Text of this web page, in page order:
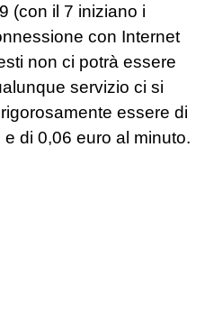
(con il 7 iniziano i
con Internet
non ci potrà essere
servizio ci si
essere di
di 0,06 euro al minuto.